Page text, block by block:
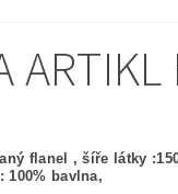
flanel , šíře látky
100% bavlna,